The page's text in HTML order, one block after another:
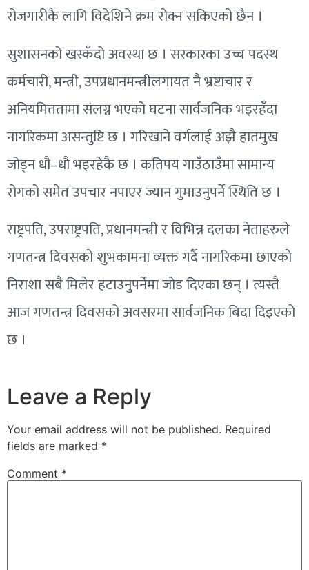
रोजगारीकै लागि विदेशिने क्रम रोक्न सकिएको छैन ।
सुशासनको खस्कँदो अवस्था छ । सरकारका उच्च पदस्थ
कर्मचारी, मन्त्री, उपप्रधानमन्त्रीलगायत नै भ्रष्टाचार र
अनियमिततामा संलग्न भएको घटना सार्वजनिक भइरहँदा
नागरिकमा असन्तुष्टि छ । गरिखाने वर्गलाई अझै हातमुख
जोड्न धौ–धौ भइरहेकै छ । कतिपय गाउँठाउँमा सामान्य
रोगको समेत उपचार नपाएर ज्यान गुमाउनुपर्ने स्थिति छ ।
राष्ट्रपति, उपराष्ट्रपति, प्रधानमन्त्री र विभिन्न दलका नेताहरुले
गणतन्त्र दिवसको शुभकामना व्यक्त गर्दै नागरिकमा छाएको
निराशा सबै मिलेर हटाउनुपर्नेमा जोड दिएका छन् । त्यस्तै
आज गणतन्त्र दिवसको अवसरमा सार्वजनिक बिदा दिइएको
छ ।
Leave a Reply
Your email address will not be published. Required
fields are marked *
Comment *